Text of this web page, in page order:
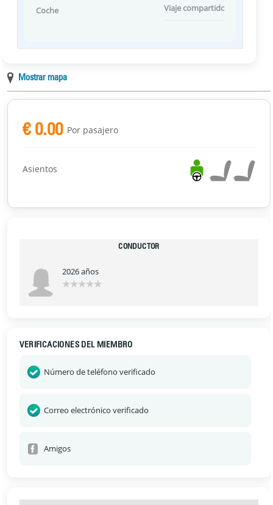
Coche
Viaje compartido Preferencias
Mostrar mapa
€ 0.00 Por pasajero
Asientos
CONDUCTOR
2026 años
VERIFICACIONES DEL MIEMBRO
Número de teléfono verificado
Correo electrónico verificado
Amigos